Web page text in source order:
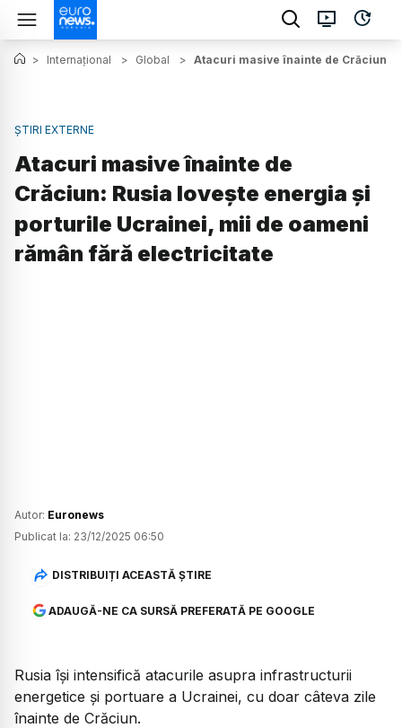
> Internațional > Global > Atacuri masive înainte de Crăciun:
ȘTIRI EXTERNE
Atacuri masive înainte de
Crăciun: Rusia lovește energia și
porturile Ucrainei, mii de oameni
rămân fără electricitate
Autor: Euronews
Publicat la: 23/12/2025 06:50
DISTRIBUIȚI ACEASTĂ ȘTIRE
ADAUGĂ-NE CA SURSĂ PREFERATĂ PE GOOGLE
Rusia își intensifică atacurile asupra infrastructurii
energetice și portuare a Ucrainei, cu doar câteva zile
înainte de Crăciun.